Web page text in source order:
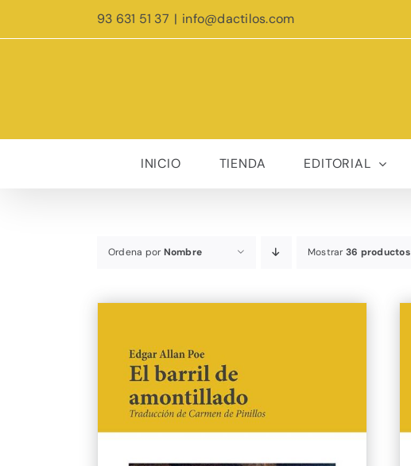
93 631 51 37 | info@dactilos.com
INICIO TIENDA EDITORIAL
Ordena por Nombre Mostrar 36 productos